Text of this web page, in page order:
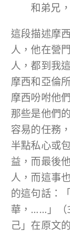
和弟兄
這段描述摩
人，他在營
人，都到我
摩西和亞倫
摩西吩咐他
那些是他們
容易的任務
半點私心或
益，而最後
人，而這事
的這句話：
華，……」（
己」在原文